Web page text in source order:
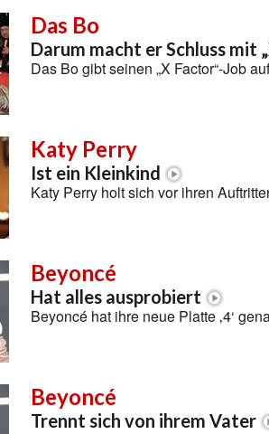
Das Bo
Darum macht er Schluss mit
Das Bo gibt seinen „X Factor“-Job
Katy Perry
Ist ein Kleinkind
Katy Perry holt sich vor ihren
Beyoncé
Hat alles ausprobiert
Beyoncé hat ihre neue Platte ‚4‘
Beyoncé
Trennt sich von ihrem Vater